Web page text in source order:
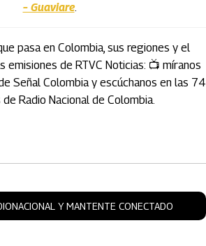
– Guaviare.
pasa en Colombia, sus regiones y el
emisiones de RTVC Noticias: 📺 míranos
Señal Colombia y escúchanos en las 74
Radio Nacional de Colombia.
Y MANTENTE CONECTADO